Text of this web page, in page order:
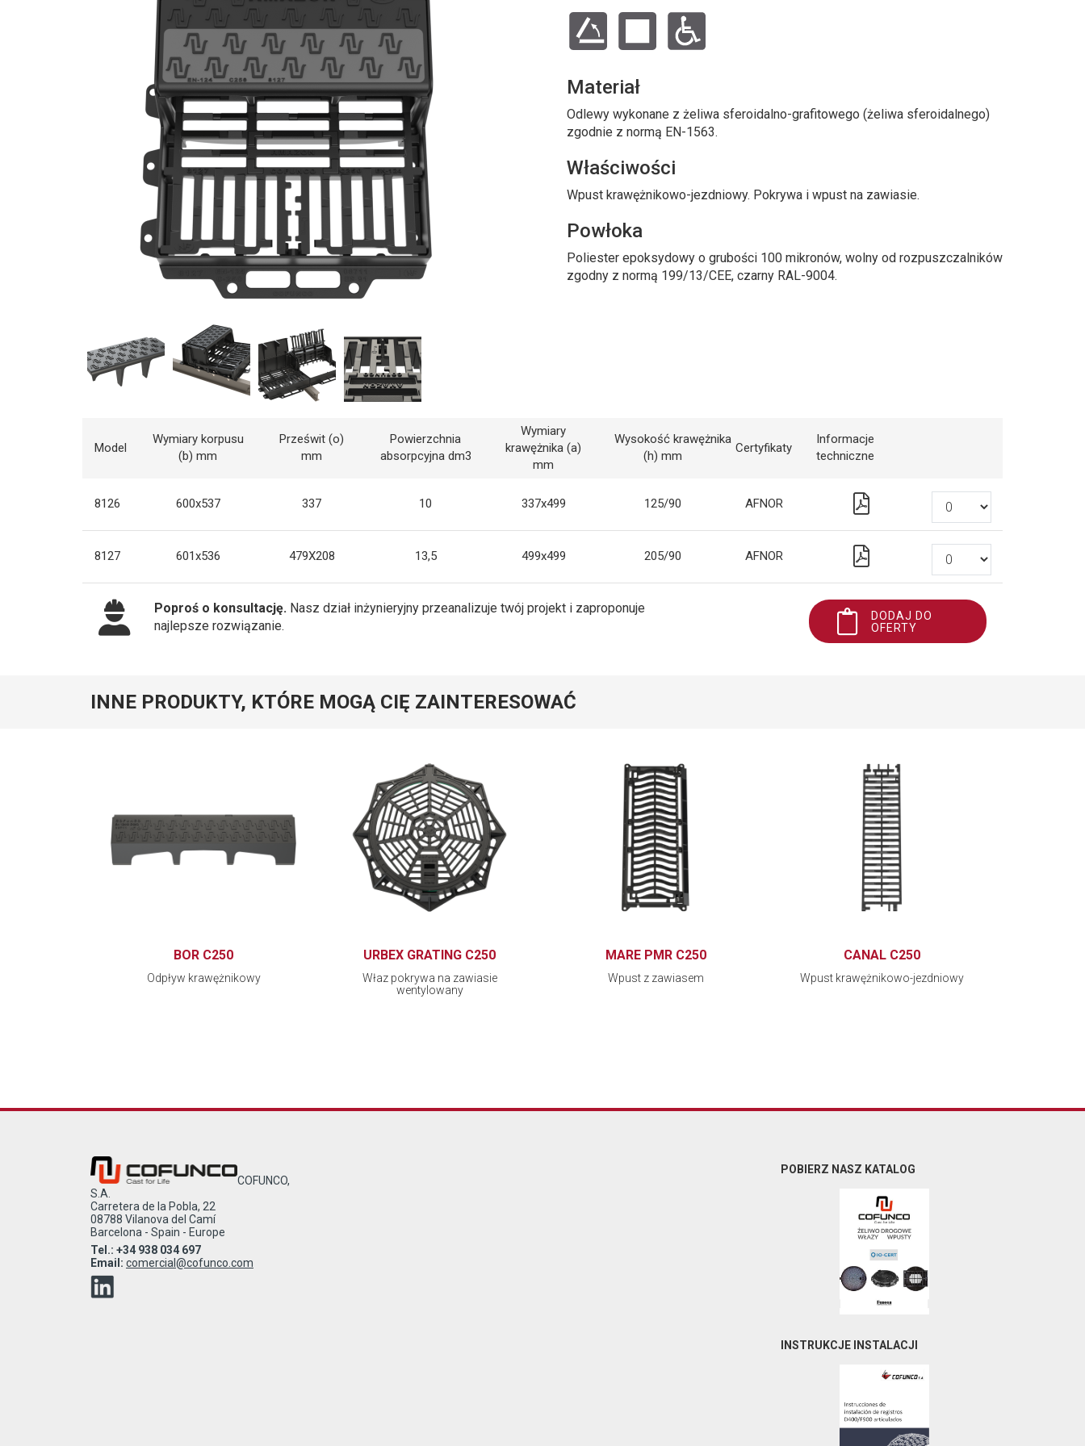
Materiał
Odlewy wykonane z żeliwa sferoidalno-grafitowego (żeliwa sferoidalnego)
zgodnie z normą EN-1563.
Właściwości
Wpust krawężnikowo-jezdniowy. Pokrywa i wpust na zawiasie.
Powłoka
Poliester epoksydowy o grubości 100 mikronów, wolny od rozpuszczalników
zgodny z normą 199/13/CEE, czarny RAL-9004.
Model
Wymiary korpusu
(b) mm
Prześwit (o)
mm
Powierzchnia
absorpcyjna dm3
Wymiary
krawężnika (a)
mm
Wysokość krawężnika
(h) mm
Certyfikaty
Informacje
techniczne
8126 600x537 337 10 337x499 125/90 AFNOR
8127 601x536 479X208 13,5 499x499 205/90 AFNOR
Poproś o konsultację. Nasz dział inżynieryjny przeanalizuje twój projekt i zaproponuje
najlepsze rozwiązanie.
DODAJ DO
OFERTY
INNE PRODUKTY, KTÓRE MOGĄ CIĘ ZAINTERESOWAĆ
BOR C250
Odpływ krawężnikowy
URBEX GRATING C250
Właz pokrywa na zawiasie
wentylowany
MARE PMR C250
Wpust z zawiasem
CANAL C250
Wpust krawężnikowo-jezdniowy
COFUNCO,
S.A.
Carretera de la Pobla, 22
08788 Vilanova del Camí
Barcelona - Spain - Europe
Tel.: +34 938 034 697
Email: comercial@cofunco.com
POBIERZ NASZ KATALOG
INSTRUKCJE INSTALACJI